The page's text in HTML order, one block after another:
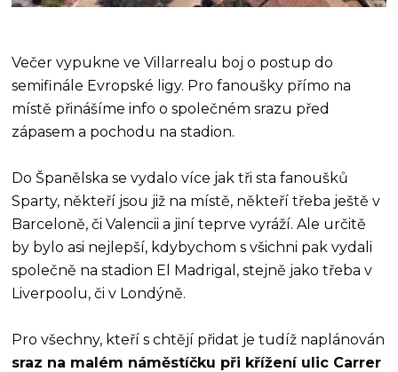
Večer vypukne ve Villarrealu boj o postup do
semifinále Evropské ligy. Pro fanoušky přímo na
místě přinášíme info o společném srazu před
zápasem a pochodu na stadion.
Do Španělska se vydalo více jak tři sta fanoušků
Sparty, někteří jsou již na místě, někteří třeba ještě v
Barceloně, či Valencii a jiní teprve vyráží. Ale určitě
by bylo asi nejlepší, kdybychom s všichni pak vydali
společně na stadion El Madrigal, stejně jako třeba v
Liverpoolu, či v Londýně.
Pro všechny, kteří s chtějí přidat je tudíž naplánován
sraz na malém náměstíčku při křížení ulic Carrer